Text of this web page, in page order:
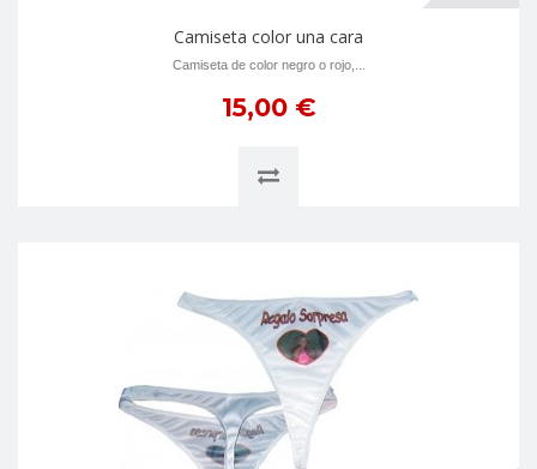
Camiseta color una cara
Camiseta de color negro o rojo,...
15,00 €